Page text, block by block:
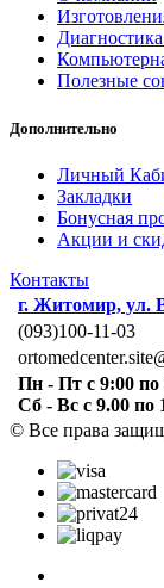
Полезные
Дополнительно
Личный
Закладки
Бонусная
Акции и
Контакты
г. Житомир, ул.
(093)100-11-03
Пн - Пт с 9:00 по
Сб - Вс с 9.00 по
© Все права